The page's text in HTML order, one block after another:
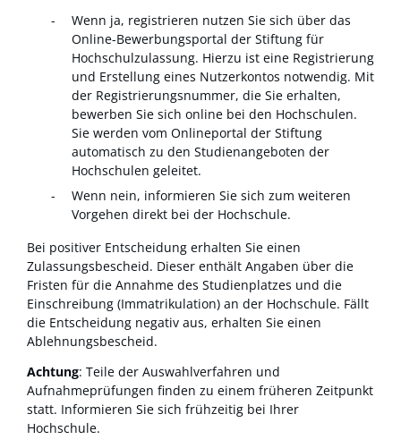
Wenn ja, registrieren nutzen Sie sich über das
Online-Bewerbungsportal der Stiftung für
Hochschulzulassung. Hierzu ist eine Registrierung
und Erstellung eines Nutzerkontos notwendig. Mit
der Registrierungsnummer, die Sie erhalten,
bewerben Sie sich online bei den Hochschulen.
Sie werden vom Onlineportal der Stiftung
automatisch zu den Studienangeboten der
Hochschulen geleitet.
Wenn nein, informieren Sie sich zum weiteren
Vorgehen direkt bei der Hochschule.
Bei positiver Entscheidung erhalten Sie einen
Zulassungsbescheid. Dieser enthält Angaben über die
Fristen für die Annahme des Studienplatzes und die
Einschreibung (Immatrikulation) an der Hochschule. Fällt
die Entscheidung negativ aus, erhalten Sie einen
Ablehnungsbescheid.
Achtung: Teile der Auswahlverfahren und
Aufnahmeprüfungen finden zu einem früheren Zeitpunkt
statt. Informieren Sie sich frühzeitig bei Ihrer
Hochschule.